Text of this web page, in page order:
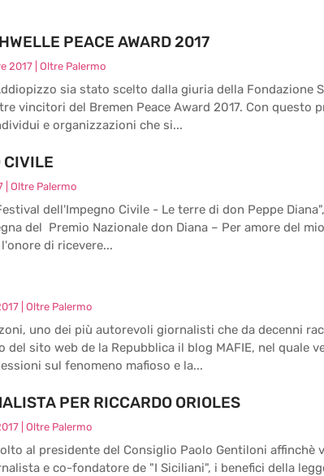
PEACE AWARD 2017
2017 Oltre Palermo
sia stato scelto dalla giuria della Fondazione
vincitori del Bremen Peace Award 2017. Con questo
e organizzazioni che si...
CIVILE
Oltre Palermo
dell'Impegno Civile - Le terre di don Peppe
del Premio Nazionale don Diana – Per amore del
di ricevere...
Oltre Palermo
uno dei più autorevoli giornalisti che da decenni
del sito web de la Repubblica il blog MAFIE, nel quale
sul fenomeno mafioso e la...
PER RICCARDO ORIOLES
Oltre Palermo
al presidente del Consiglio Paolo Gentiloni affinchè
e co-fondatore de "I Siciliani", i benefici della